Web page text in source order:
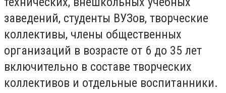
заведений, студенты ВУЗов, творческие
коллективы, члены общественных
организаций в возрасте от 6 до 35 лет
включительно в составе творческих
коллективов и отдельные воспитанники.